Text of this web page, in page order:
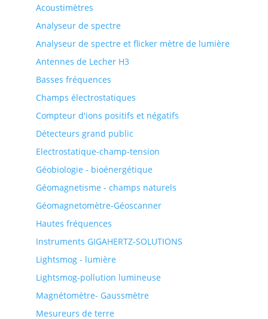
Acoustimètres
Analyseur de spectre
Analyseur de spectre et flicker mètre de lumière
Antennes de Lecher H3
Basses fréquences
Champs électrostatiques
Compteur d'ions positifs et négatifs
Détecteurs grand public
Electrostatique-champ-tension
Géobiologie - bioénergétique
Géomagnetisme - champs naturels
Géomagnetomètre-Géoscanner
Hautes fréquences
Instruments GIGAHERTZ-SOLUTIONS
Lightsmog - lumière
Lightsmog-pollution lumineuse
Magnétomètre- Gaussmètre
Mesureurs de terre